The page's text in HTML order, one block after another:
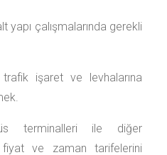
yapı çalışmalarında gerekli
işaret ve levhalarına
terminalleri ile diğer
fiyat ve zaman tarifelerini